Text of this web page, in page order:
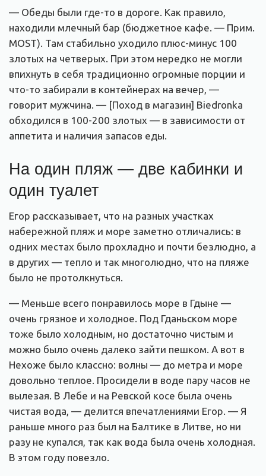
— Обеды были где-то в дороге. Как правило,
находили млечный бар (бюджетное кафе. — Прим.
MOST). Там стабильно уходило плюс-минус 100
злотых на четверых. При этом нередко не могли
впихнуть в себя традиционно огромные порции и
что-то забирали в контейнерах на вечер, —
говорит мужчина. — [Поход в магазин] Biedronka
обходился в 100-200 злотых — в зависимости от
аппетита и наличия запасов еды.
На один пляж — две кабинки и
один туалет
Егор рассказывает, что на разных участках
набережной пляж и море заметно отличались: в
одних местах было прохладно и почти безлюдно, а
в других — тепло и так многолюдно, что на пляже
было не протолкнуться.
— Меньше всего понравилось море в Гдыне —
очень грязное и холодное. Под Гданьском море
тоже было холодным, но достаточно чистым и
можно было очень далеко зайти пешком. А вот в
Нехоже было классно: волны — до метра и море
довольно теплое. Просидели в воде пару часов не
вылезая. В Лебе и на Ревской косе была очень
чистая вода, — делится впечатлениями Егор. — Я
раньше много раз был на Балтике в Литве, но ни
разу не купался, так как вода была очень холодная.
В этом году повезло.